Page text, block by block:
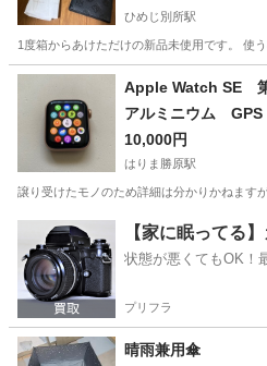
ひめじ別所駅
1度箱からあけただけの新品未使用です。 使
兵庫 姫路市 小物
Apple Watch SE
アルミニウム GPS
10,000円
はりま勝原駅
譲り受けたモノのため詳細は分かりかねます
姫路市 はりま勝原駅 アク
【家に眠ってる
状態が悪くてもOK！
プリフラ
晴雨兼用傘